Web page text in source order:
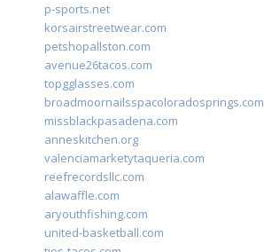
p-sports.net
korsairstreetwear.com
petshopallston.com
avenue26tacos.com
topgglasses.com
broadmoornailsspacoloradosprings.com
missblackpasadena.com
anneskitchen.org
valenciamarketytaqueria.com
reefrecordsllc.com
alawaffle.com
aryouthfishing.com
united-basketball.com